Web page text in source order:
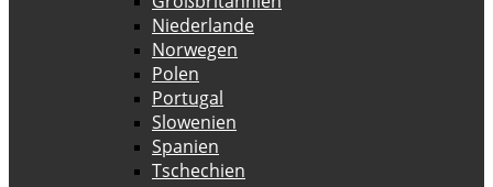
Niederlande
Norwegen
Polen
Portugal
Slowenien
Spanien
Tschechien